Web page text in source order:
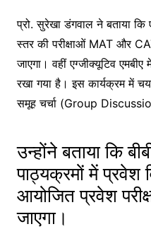
प्रो. सुरेखा डंगवाल ने बताया कि
स्तर की परीक्षाओं MAT और
जाएगा। वहीं एग्जीक्यूटिव
रखा गया है। इस कार्यक्रम में
समूह चर्चा (Group
उन्होंने बताया कि
पाठ्यक्रमों में प्रवेश
आयोजित प्रवेश
जाएगा।